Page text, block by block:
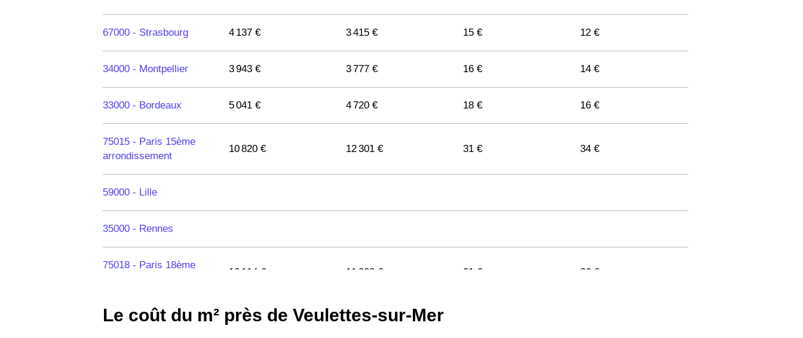
67000 - Strasbourg 4 137 € 3 415 € 15 € 12 €
34000 - Montpellier 3 943 € 3 777 € 16 € 14 €
33000 - Bordeaux 5 041 € 4 720 € 18 € 16 €
75015 - Paris 15ème
arrondissement
10 820 € 12 301 € 31 € 34 €
59000 - Lille
35000 - Rennes
75018 - Paris 18ème
10 114 € 11 322 € 31 € 36 €
75020 -Paris 20ème
9 623 € 11 141 €
Le coût du m² près de Veulettes-sur-Mer